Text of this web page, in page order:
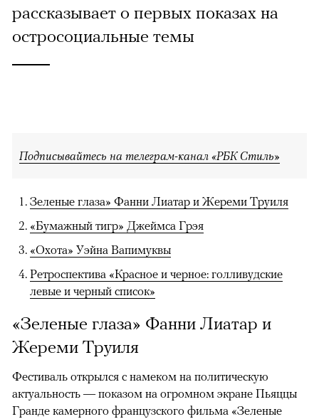
рассказывает о первых показах на
остросоциальные темы
Подписывайтесь на телеграм-канал «РБК Стиль»
Зеленые глаза» Фанни Лиатар и Жереми Труиля
«Бумажный тигр» Джеймса Грэя
«Охота» Уэйна Вапимуквы
Ретроспектива «Красное и черное: голливудские
левые и черный список»
«Зеленые глаза» Фанни Лиатар и
Жереми Труиля
Фестиваль открылся с намеком на политическую
актуальность — показом на огромном экране Пьяццы
Гранде камерного французского фильма «Зеленые